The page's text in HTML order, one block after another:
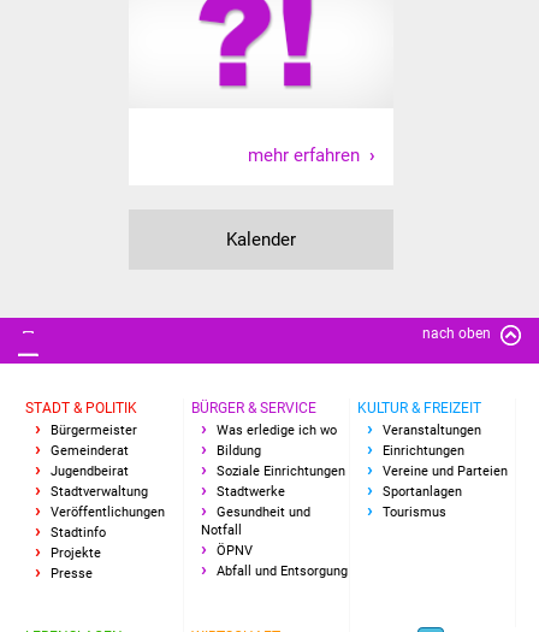
Gewerbeverzeichnis
Gewerbe - Selbsteintrag
mehr erfahren
Kalender
nach oben
STADT & POLITIK
Bürgermeister
Gemeinderat
Jugendbeirat
Stadtverwaltung
Veröffentlichungen
Stadtinfo
Projekte
Presse
BÜRGER & SERVICE
Was erledige ich wo
Bildung
Soziale Einrichtungen
Stadtwerke
Gesundheit und
Notfall
ÖPNV
Abfall und Entsorgung
KULTUR & FREIZEIT
Veranstaltungen
Einrichtungen
Vereine und Parteien
Sportanlagen
Tourismus